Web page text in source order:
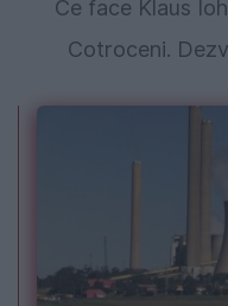
Ce face Klaus
Cotroceni.